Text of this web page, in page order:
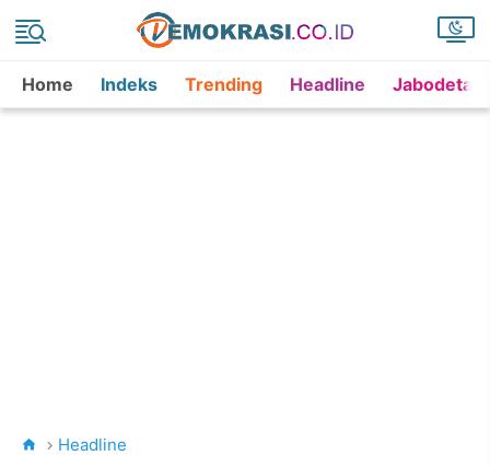
Home Indeks Trending Headline
Headline